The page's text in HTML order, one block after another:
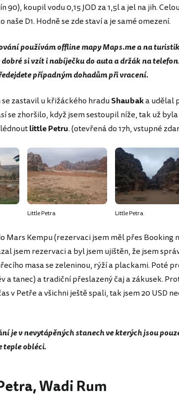
90), koupil vodu 0,15 JOD za 1,5l a jel na jih.
naše D1. Hodně se zde staví a je samé omezení.
používám offline mapy Maps.me a na
dobré si vzít i nabíječku do auta a držák na
případným dohadům při vracení.
se zastavil u křižáckého hraduShaubaka udělal
se zhoršilo, když jsem sestoupil níže, tak už
little Petru. (otevřená do 17h, vstupné
Little Petra Little Petra
Mars Kempu (rezervaci jsem měl přes Booking
jsem rezervaci a byl jsem ujištěn, že jsem
masa se zeleninou, rýží a plackami. Poté
a tanec) a tradiční přeslazený čaj a zákusek.
v Petře a všichni ještě spali, tak jsem 20 USD
je v nevytápěných stanech ve kterých jsou
teple obléci.
Wadi Rum